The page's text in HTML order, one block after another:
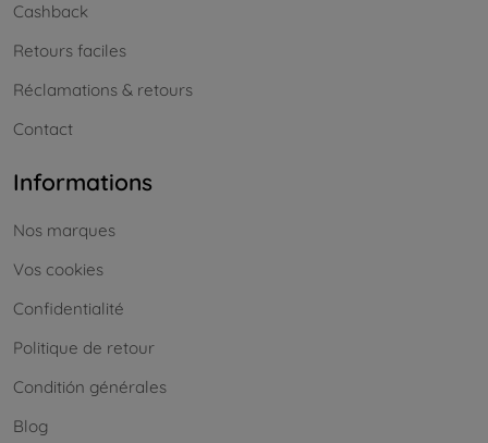
Cashback
Retours faciles
Réclamations & retours
Contact
Informations
Nos marques
Vos cookies
Confidentialité
Politique de retour
Conditión générales
Blog